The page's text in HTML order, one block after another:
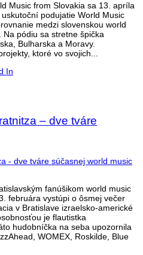
Music from Slovakia sa 13. apríla
podujatie World Music
medzi slovenskou world
pódiu sa stretne špička
Bulharska a Moravy.
ktoré vo svojich...
In
– dve tváre
fanúšikom world music
februára vystúpi o ôsmej večer
v Bratislave izraelsko-americké
je flautistka
hudobníčka na seba upozornila
WOMEX, Roskilde, Blue